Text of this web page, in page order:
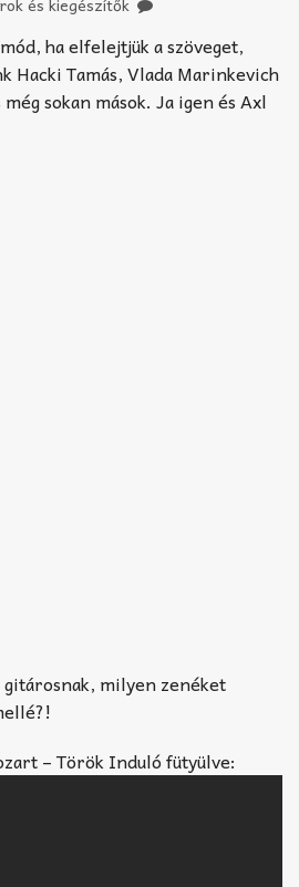
ha elfelejtjük a szöveget,
Hacki Tamás, Vlada Marinkevich
sokan mások. Ja igen és Axl
milyen zenéket
– Török Induló fütyülve: